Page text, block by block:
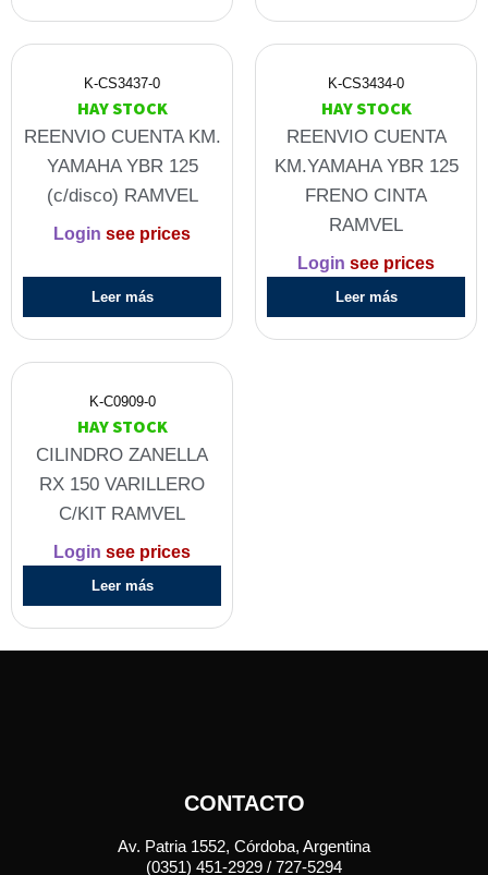
K-CS3437-0
HAY STOCK
REENVIO CUENTA KM.
YAMAHA YBR 125
(c/disco) RAMVEL
Login see prices
Leer más
K-CS3434-0
HAY STOCK
REENVIO CUENTA
KM.YAMAHA YBR 125
FRENO CINTA
RAMVEL
Login see prices
Leer más
K-C0909-0
HAY STOCK
CILINDRO ZANELLA
RX 150 VARILLERO
C/KIT RAMVEL
Login see prices
Leer más
CONTACTO
Av. Patria 1552, Córdoba, Argentina
(0351) 451-2929 / 727-5294